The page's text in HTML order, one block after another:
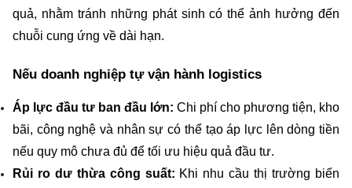
quả, nhằm tránh những phát sinh có thể ảnh hưởng đến
chuỗi cung ứng về dài hạn.
Nếu doanh nghiệp tự vận hành logistics
Áp lực đầu tư ban đầu lớn: Chi phí cho phương tiện, kho
bãi, công nghệ và nhân sự có thể tạo áp lực lên dòng tiền
nếu quy mô chưa đủ để tối ưu hiệu quả đầu tư.
Rủi ro dư thừa công suất: Khi nhu cầu thị trường biến